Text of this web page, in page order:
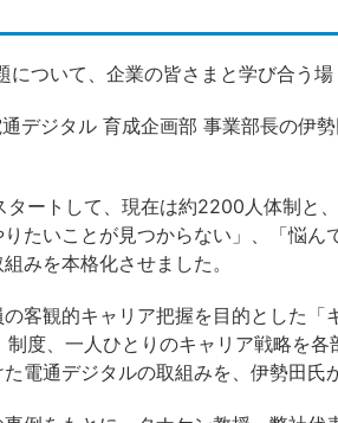
について、企業の皆さまと学び合う場
デジタル 育成企画部 事業部長の伊
ートして、現在は約2200人体制と
たいことが見つからない」、「悩
みを本格化させました。
客観的キャリア把握を目的とした
度、一人ひとりのキャリア戦略を
電通デジタルの取組みを、伊勢田氏